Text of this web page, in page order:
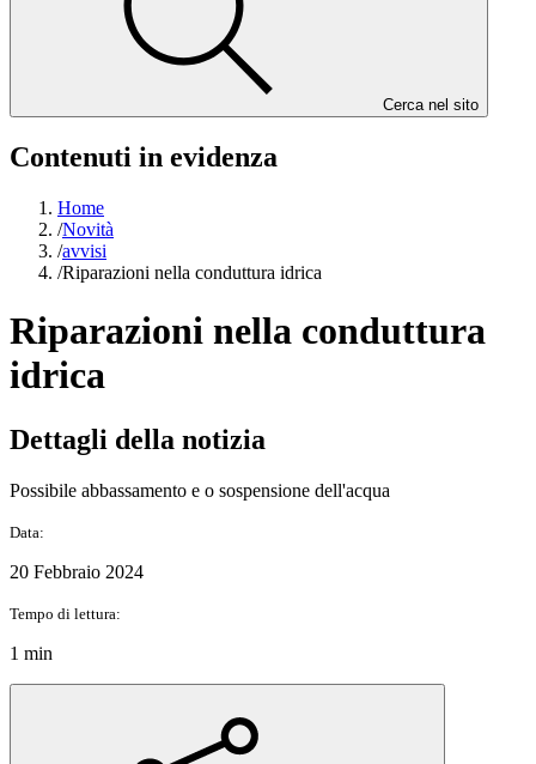
Cerca nel sito
Contenuti in evidenza
Home
/Novità
/avvisi
/Riparazioni nella conduttura idrica
Riparazioni nella conduttura
idrica
Dettagli della notizia
Possibile abbassamento e o sospensione dell'acqua
Data:
20 Febbraio 2024
Tempo di lettura:
1 min